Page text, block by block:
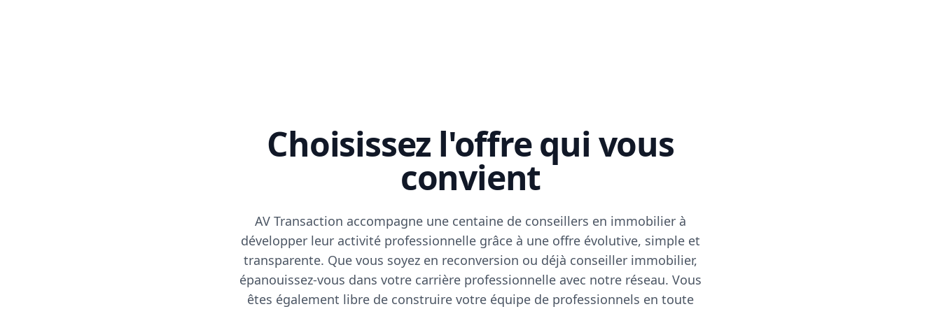
Choisissez l'offre qui vous
convient
AV Transaction accompagne une centaine de conseillers en immobilier à
développer leur activité professionnelle grâce à une offre évolutive, simple et
transparente. Que vous soyez en reconversion ou déjà conseiller immobilier,
épanouissez-vous dans votre carrière professionnelle avec notre réseau. Vous
êtes également libre de construire votre équipe de professionnels en toute